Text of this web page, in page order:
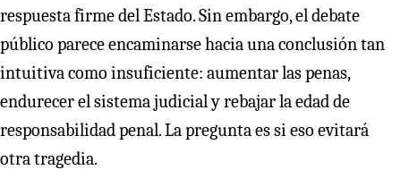
respuesta firme del Estado. Sin embargo, el debate
público parece encaminarse hacia una conclusión tan
intuitiva como insuficiente: aumentar las penas,
endurecer el sistema judicial y rebajar la edad de
responsabilidad penal. La pregunta es si eso evitará
otra tragedia.